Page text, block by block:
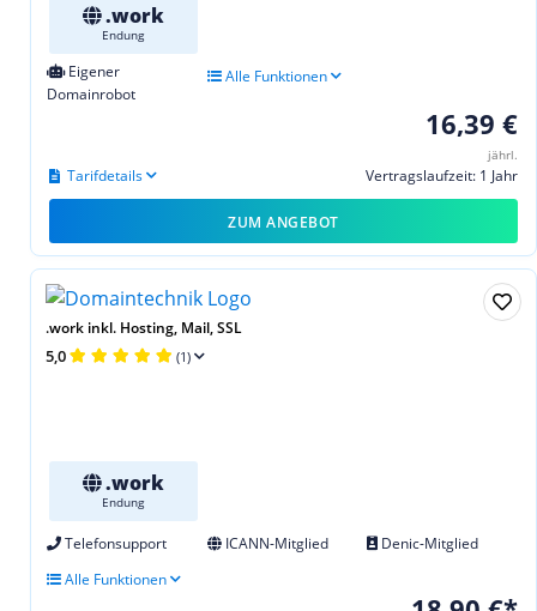
.work
Endung
Eigener
Domainrobot
Alle Funktionen
16,39 €
jährl.
Vertragslaufzeit: 1 Jahr
Tarifdetails
ZUM ANGEBOT
.work inkl. Hosting, Mail, SSL
5,0 (1)
.work
Endung
Telefonsupport ICANN-Mitglied
Denic-Mitglied
Alle Funktionen